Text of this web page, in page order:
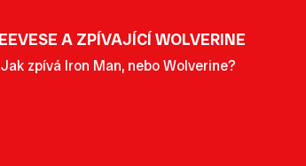
A ZPÍVAJÍCÍ WOLVERINE
zpívá Iron Man, nebo Wolverine?